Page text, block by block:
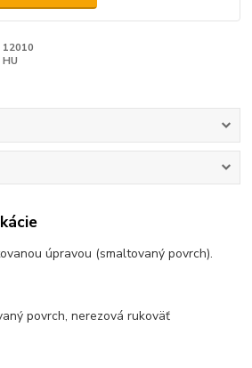
12010
HU
úpravou (smaltovaný povrch).
povrch, nerezová rukoväť